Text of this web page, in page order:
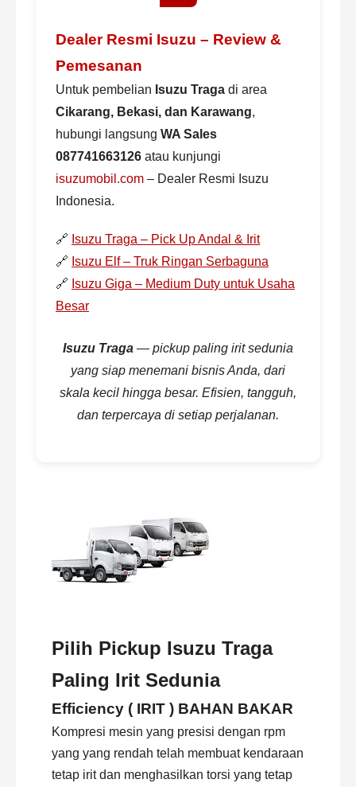
Dealer Resmi Isuzu – Review &
Pemesanan
Untuk pembelian Isuzu Traga di area
Cikarang, Bekasi, dan Karawang,
hubungi langsung WA Sales
087741663126 atau kunjungi
isuzumobil.com – Dealer Resmi Isuzu
Indonesia.
🔗 Isuzu Traga – Pick Up Andal & Irit
🔗 Isuzu Elf – Truk Ringan Serbaguna
🔗 Isuzu Giga – Medium Duty untuk Usaha
Besar
Isuzu Traga — pickup paling irit sedunia
yang siap menemani bisnis Anda, dari
skala kecil hingga besar. Efisien, tangguh,
dan terpercaya di setiap perjalanan.
Pilih Pickup Isuzu Traga
Paling Irit Sedunia
Efficiency ( IRIT ) BAHAN BAKAR
Kompresi mesin yang presisi dengan rpm
yang yang rendah telah membuat kendaraan
tetap irit dan menghasilkan torsi yang tetap